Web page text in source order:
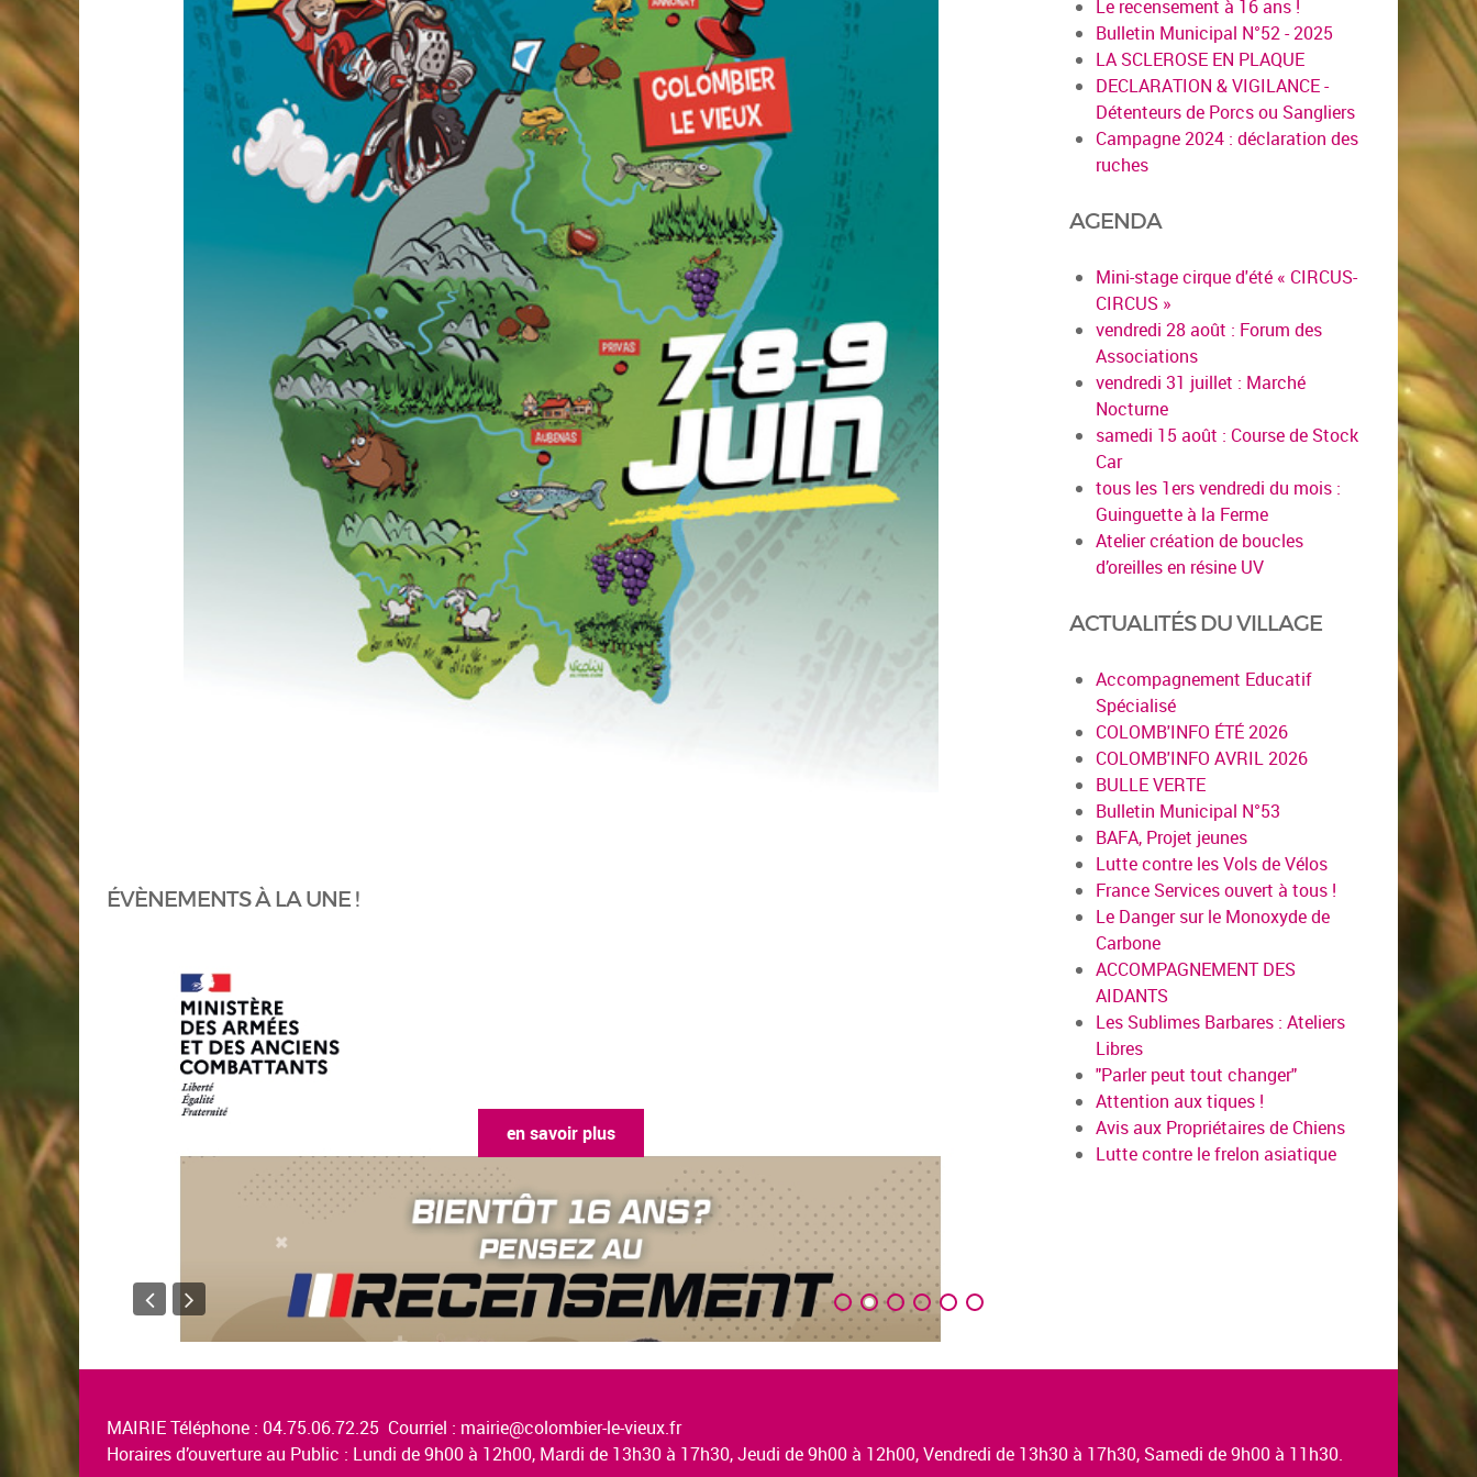
ÉVÈNEMENTS À LA UNE !
Le recensement à 16 ans !
Bulletin Municipal N°52 - 2025
LA SCLEROSE EN PLAQUE
DECLARATION & VIGILANCE -
Détenteurs de Porcs ou Sangliers
Campagne 2024 : déclaration des
ruches
AGENDA
Mini-stage cirque d'été « CIRCUS-
CIRCUS »
vendredi 28 août : Forum des
Associations
vendredi 31 juillet : Marché
Nocturne
samedi 15 août : Course de Stock
Car
tous les 1ers vendredi du mois :
Guinguette à la Ferme
Atelier création de boucles
d’oreilles en résine UV
ACTUALITÉS DU VILLAGE
Accompagnement Educatif
Spécialisé
COLOMB'INFO ÉTÉ 2026
COLOMB'INFO AVRIL 2026
BULLE VERTE
Bulletin Municipal N°53
BAFA, Projet jeunes
Lutte contre les Vols de Vélos
France Services ouvert à tous !
Le Danger sur le Monoxyde de
Carbone
ACCOMPAGNEMENT DES
AIDANTS
Les Sublimes Barbares : Ateliers
Libres
"Parler peut tout changer"
Attention aux tiques !
Avis aux Propriétaires de Chiens
Lutte contre le frelon asiatique
MAIRIE Téléphone : 04.75.06.72.25 Courriel : mairie@colombier-le-vieux.fr
Horaires d’ouverture au Public : Lundi de 9h00 à 12h00, Mardi de 13h30 à 17h30, Jeudi de 9h00 à 12h00, Vendredi de 13h30 à 17h30, Samedi de 9h00 à 11h30.